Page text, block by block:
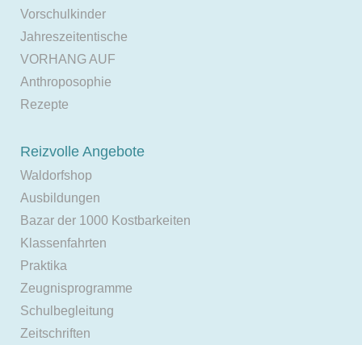
Vorschulkinder
Jahreszeitentische
VORHANG AUF
Anthroposophie
Rezepte
Reizvolle Angebote
Waldorfshop
Ausbildungen
Bazar der 1000 Kostbarkeiten
Klassenfahrten
Praktika
Zeugnisprogramme
Schulbegleitung
Zeitschriften